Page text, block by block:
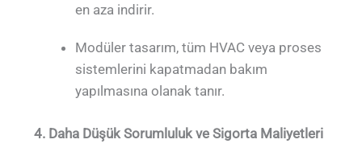
en aza indirir.
Modüler tasarım, tüm HVAC veya proses
sistemlerini kapatmadan bakım
yapılmasına olanak tanır.
4. Daha Düşük Sorumluluk ve Sigorta Maliyetleri